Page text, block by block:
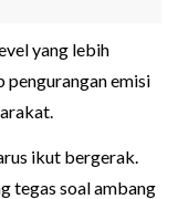
yang lebih
emisi
ikut bergerak.
tegas soal ambang